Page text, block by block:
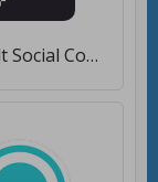
Game Jolt Social Communities [Полная версия]